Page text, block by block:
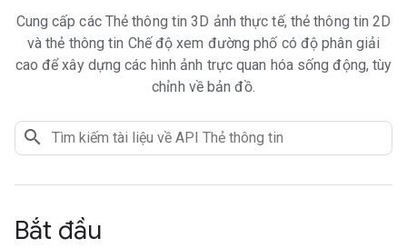
Cung cấp các Thẻ thông tin 3D ảnh thực tế, thẻ thông tin 2D
và thẻ thông tin Chế độ xem đường phố có độ phân giải
cao để xây dựng các hình ảnh trực quan hóa sống động, tùy
chỉnh về bản đồ.
Bắt đầu